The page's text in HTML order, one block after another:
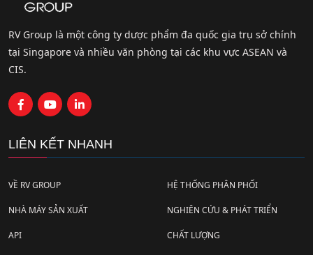
RV Group là một công ty dược phẩm đa quốc gia trụ sở chính
tại Singapore và nhiều văn phòng tại các khu vực ASEAN và
CIS.
LIÊN KẾT NHANH
VỀ RV GROUP HỆ THỐNG PHÂN PHỐI
NHÀ MÁY SẢN XUẤT NGHIÊN CỨU & PHÁT TRIỂN
API CHẤT LƯỢNG